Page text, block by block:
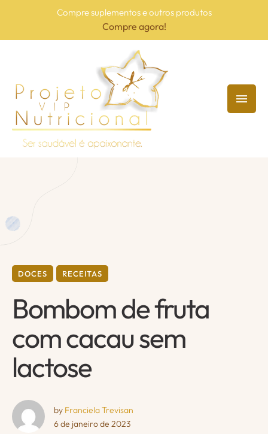
Compre suplementos e outros produtos
Compre agora!
DOCES RECEITAS
Bombom de fruta
com cacau sem
lactose
by Franciela Trevisan
6 de janeiro de 2023